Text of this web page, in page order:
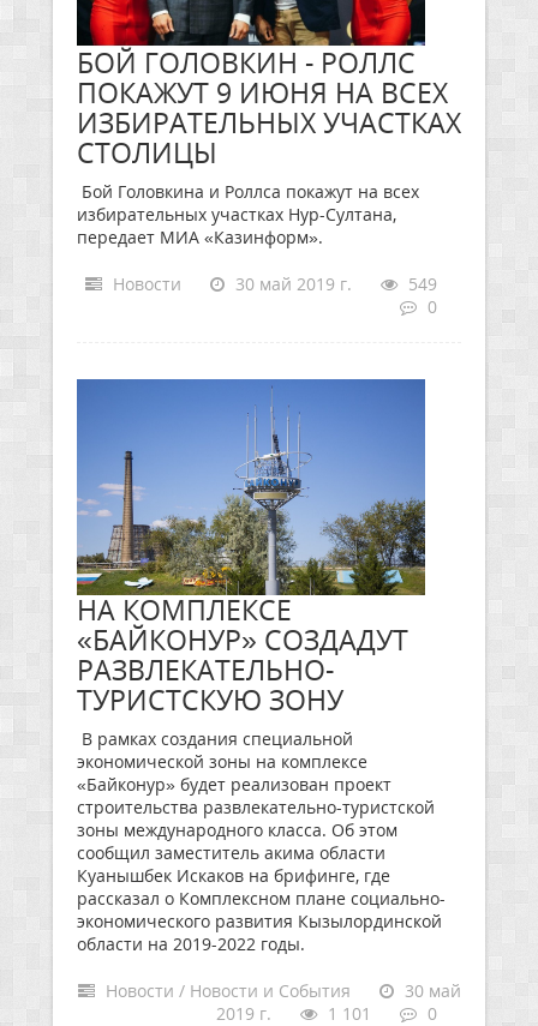
БОЙ ГОЛОВКИН - РОЛЛС
ПОКАЖУТ 9 ИЮНЯ НА ВСЕХ
ИЗБИРАТЕЛЬНЫХ УЧАСТКАХ
СТОЛИЦЫ
Бой Головкина и Роллса покажут на всех
избирательных участках Нур-Султана,
передает МИА «Казинформ».
Новости 30 май 2019 г.
549
0
НА КОМПЛЕКСЕ
«БАЙКОНУР» СОЗДАДУТ
РАЗВЛЕКАТЕЛЬНО-
ТУРИСТСКУЮ ЗОНУ
В рамках создания специальной
экономической зоны на комплексе
«Байконур» будет реализован проект
строительства развлекательно-туристской
зоны международного класса. Об этом
сообщил заместитель акима области
Куанышбек Искаков на брифинге, где
рассказал о Комплексном плане социально-
экономического развития Кызылординской
области на 2019-2022 годы.
Новости / Новости и События
30 май
2019 г.
1 101 0